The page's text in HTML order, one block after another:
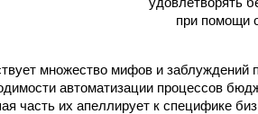
при помощи
множество мифов и заблуждений
автоматизации процессов
часть их апеллирует к специфике